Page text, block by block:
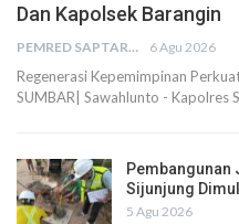
Dan Kapolsek Barangin
PEMRED SAPTARIUS 6 Agu 2026
Regenerasi Kepemimpinan
SUMBAR| Sawahlunto - Kapolres
Pembangunan
Sijunjung
5 Agu 2026